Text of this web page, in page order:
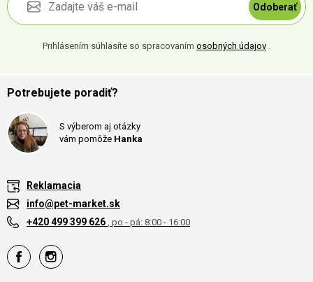
Odoberať
Prihlásením súhlasíte so spracovaním osobných údajov .
Potrebujete poradiť?
S výberom aj otázky
vám pomôže Hanka
Reklamacia
info@pet-market.sk
+420 499 399 626 , po - pá: 8:00 - 16:00